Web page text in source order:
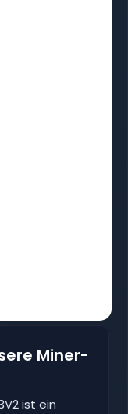
Miner-
ist ein